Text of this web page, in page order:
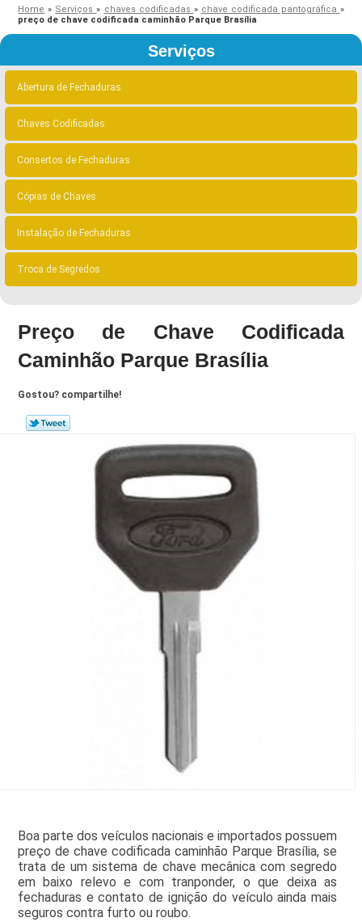
Home » Serviços» chaves codificadas » chave codificada pantográfica »
preço de chave codificada caminhão Parque Brasília
Serviços
Abertura de Fechaduras
Chaves Codificadas
Consertos de Fechaduras
Cópias de Chaves
Instalação de Fechaduras
Troca de Segredos
Preço de Chave Codificada
Caminhão Parque Brasília
Gostou? compartilhe!
Boa parte dos veículos nacionais e importados possuem
preço de chave codificada caminhão Parque Brasília, se
trata de um sistema de chave mecânica com segredo
em baixo relevo e com tranponder, o que deixa as
fechaduras e contato de ignição do veículo ainda mais
seguros contra furto ou roubo.